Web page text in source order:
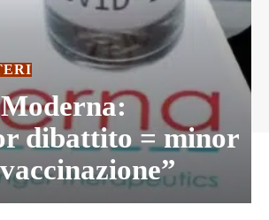
dibattito = minor